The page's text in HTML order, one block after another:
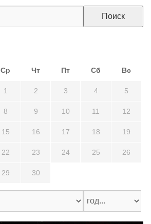
Ср Чт Пт Сб Вс
1 2 3 4 5
8 9 10 11 12
15 16 17 18 19
22 23 24 25 26
29 30